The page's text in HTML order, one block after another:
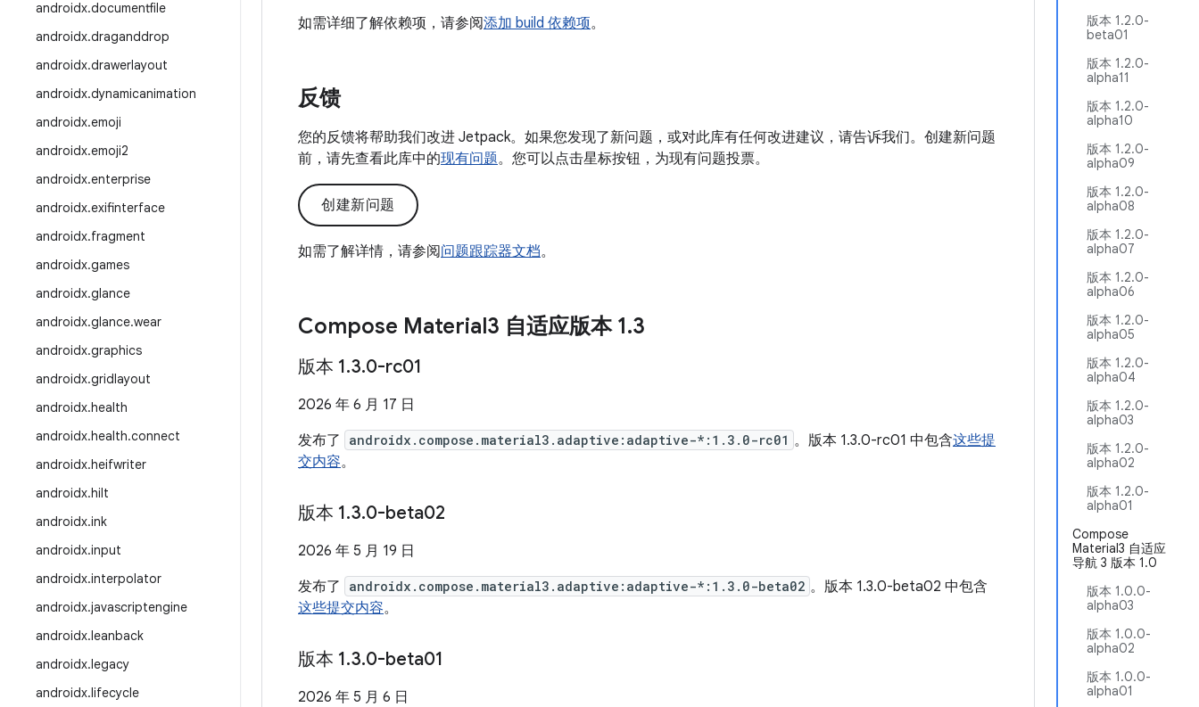
androidx.documentfile
androidx.draganddrop
androidx.drawerlayout
androidx.dynamicanimation
androidx.emoji
androidx.emoji2
androidx.enterprise
androidx.exifinterface
androidx.fragment
androidx.games
androidx.glance
androidx.glance.wear
androidx.graphics
androidx.gridlayout
androidx.health
androidx.health.connect
androidx.heifwriter
androidx.hilt
androidx.ink
androidx.input
androidx.interpolator
androidx.javascriptengine
androidx.leanback
androidx.legacy
androidx.lifecycle
版本 1.2.0-
beta01
版本 1.2.0-
alpha11
版本 1.2.0-
alpha10
版本 1.2.0-
alpha09
版本 1.2.0-
alpha08
版本 1.2.0-
alpha07
版本 1.2.0-
alpha06
版本 1.2.0-
alpha05
版本 1.2.0-
alpha04
版本 1.2.0-
alpha03
版本 1.2.0-
alpha02
版本 1.2.0-
alpha01
Compose
Material3 自适应
导航 3 版本 1.0
版本 1.0.0-
alpha03
版本 1.0.0-
alpha02
版本 1.0.0-
alpha01
如需详细了解依赖项，请参阅添加 build 依赖项。
反馈
您的反馈将帮助我们改进 Jetpack。如果您发现了新问题，或对此库有任何改进建议，请告诉我们。创建新问题
前，请先查看此库中的现有问题。您可以点击星标按钮，为现有问题投票。
创建新问题
如需了解详情，请参阅问题跟踪器文档。
Compose Material3 自适应版本 1.3
版本 1.3.0-rc01
2026 年 6 月 17 日
发布了
androidx.compose.material3.adaptive:adaptive-*:1.3.0-rc01 。版本 1.3.0-rc01 中包含这些提
交内容。
版本 1.3.0-beta02
2026 年 5 月 19 日
发布了
androidx.compose.material3.adaptive:adaptive-*:1.3.0-beta02 。版本 1.3.0-beta02 中包含
这些提交内容。
版本 1.3.0-beta01
2026 年 5 月 6 日